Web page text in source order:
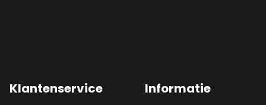
Klantenservice Informatie